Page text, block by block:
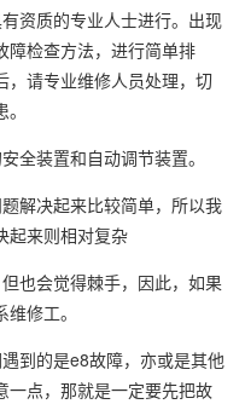
资质的专业人士进行。出现
障检查方法，进行简单排
，请专业维修人员处理，切
全装置和自动调节装置。
解决起来比较简单，所以我
起来则相对复杂
也会觉得棘手，因此，如果
修工。
到的是e8故障，亦或是其他
一点，那就是一定要先把故